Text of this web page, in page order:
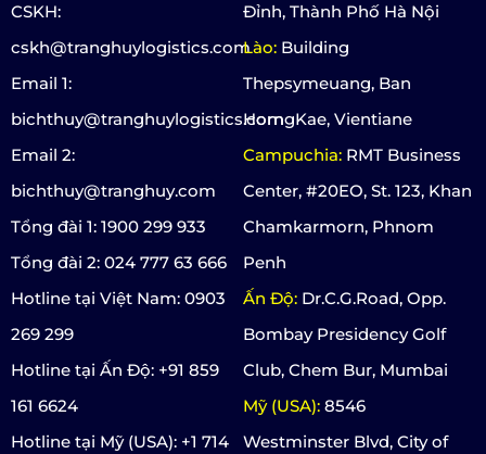
CSKH:
cskh@tranghuylogistics.com
Email 1:
bichthuy@tranghuylogistics.com
Email 2:
bichthuy@tranghuy.com
Tổng đài 1: 1900 299 933
Tổng đài 2: 024 777 63 666
Hotline tại Việt Nam: 0903
269 299
Hotline tại Ấn Độ: +91 859
161 6624
Hotline tại Mỹ (USA): +1 714
Đỉnh, Thành Phố Hà Nội
Lào: Building
Thepsymeuang, Ban
HorngKae, Vientiane
Campuchia: RMT Business
Center, #20EO, St. 123, Khan
Chamkarmorn, Phnom
Penh
Ấn Độ: Dr.C.G.Road, Opp.
Bombay Presidency Golf
Club, Chem Bur, Mumbai
Mỹ (USA): 8546
Westminster Blvd, City of